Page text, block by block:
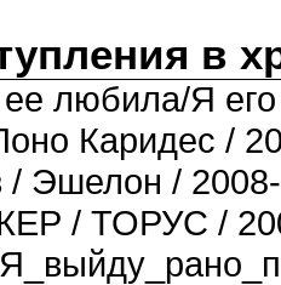
в
любила/Я
Каридес /
Эшелон /
/ ТОРУС /